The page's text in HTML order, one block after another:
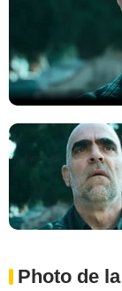
Photo de